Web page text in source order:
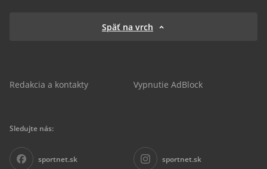
Späť na vrch
Redakcia a kontakty Vypnutie AdBlock
Sledujte nás:
sportnet.sk sportnet.sk